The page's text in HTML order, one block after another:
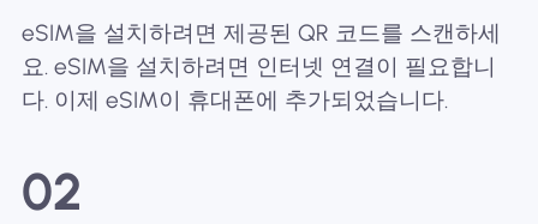
eSIM을 설치하려면 제공된 QR 코드를 스캔하세
요. eSIM을 설치하려면 인터넷 연결이 필요합니
다. 이제 eSIM이 휴대폰에 추가되었습니다.
02